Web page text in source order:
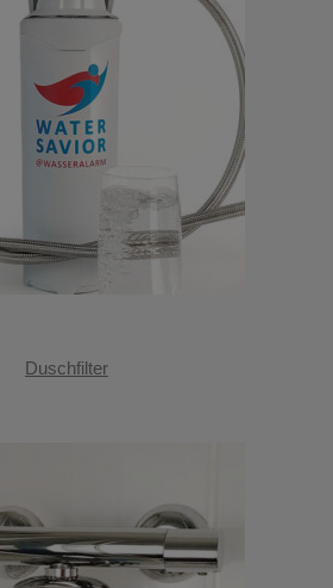
Duschfilter